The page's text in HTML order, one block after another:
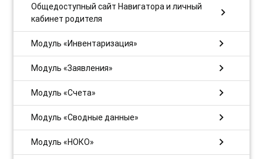
Общедоступный сайт Навигатора и личный
кабинет родителя
chevron_right
Модуль «Инвентаризация» chevron_right
Модуль «Заявления» chevron_right
Модуль «Счета» chevron_right
Модуль «Сводные данные» chevron_right
Модуль «НОКО» chevron_right